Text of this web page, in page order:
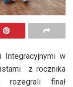
Integracyjnymi w
z rocznika
finał